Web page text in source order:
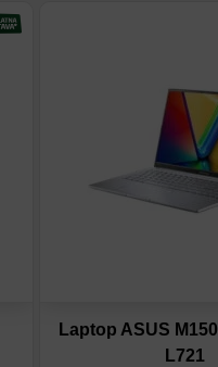
Laptop ASUS
L721